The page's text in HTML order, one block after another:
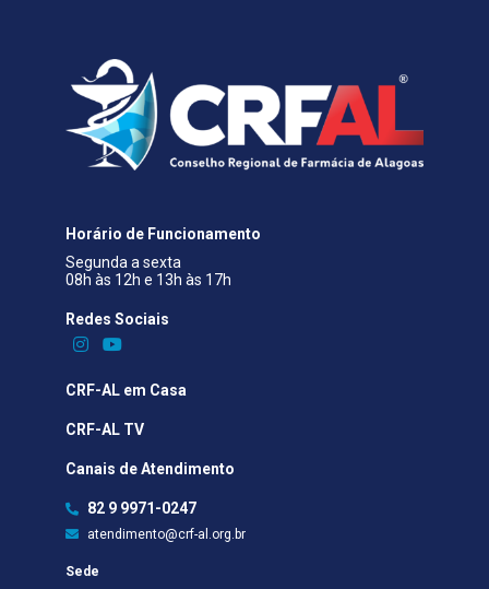
Horário de Funcionamento
Segunda a sexta
08h às 12h e 13h às 17h
Redes Sociais​
CRF-AL em Casa
CRF-AL TV
Canais de Atendimento
82 9 9971-0247
atendimento@crf-al.org.br
Sede